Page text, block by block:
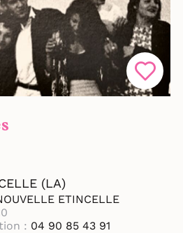
(LA)
ETINCELLE
: 04 90 85 43 91